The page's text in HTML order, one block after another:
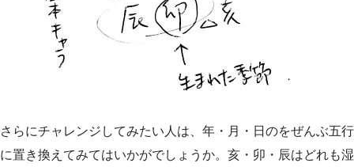
さらにチャレンジしてみたい人は、年・月・日のをぜんぶ五行
に置き換えてみてはいかがでしょうか。亥・卯・辰はどれも湿